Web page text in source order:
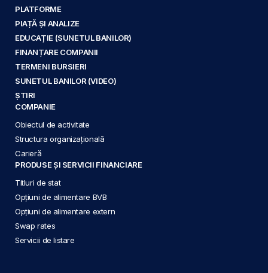
PLATFORME
PIAȚĂ ȘI ANALIZE
EDUCAȚIE (SUNETUL BANILOR)
FINANȚARE COMPANII
TERMENI BURSIERI
SUNETUL BANILOR (VIDEO)
ȘTIRI
COMPANIE
Obiectul de activitate
Structura organizațională
Carieră
PRODUSE ȘI SERVICII FINANCIARE
Titluri de stat
Opțiuni de alimentare BVB
Opțiuni de alimentare extern
Swap rates
Servicii de listare